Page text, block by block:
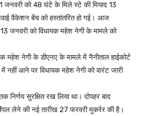
जनवरी को 48 घंटे के मिले स्टे की मियाद 13
वैकेशन बेंच को हस्तांतरित हो गई। आज
13 जनवरी को विधायक महेश नेगी के मामले को
महेश नेगी के डीएनए के मामले में नैनीताल हाईकोर्ट
आने पर विधायक महेश नेगी को वारंट जारी
सुरक्षित रख लिया था। दोपहर बाद
लेने की नई तारीख 27 फरवरी मुकर्रर की है।